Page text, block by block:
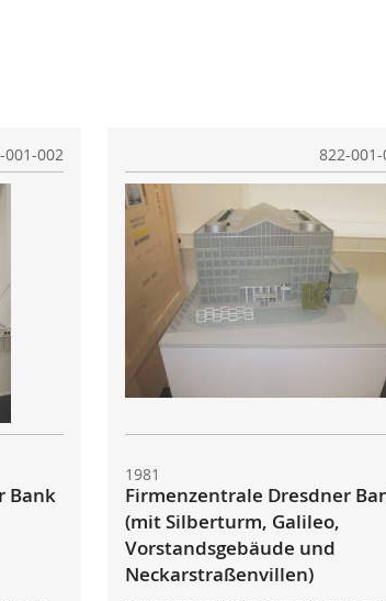
001-002
Bank
822-001-
1981
Firmenzentrale Dresdner
(mit Silberturm, Galileo,
Vorstandsgebäude und
Neckarstraßenvillen)